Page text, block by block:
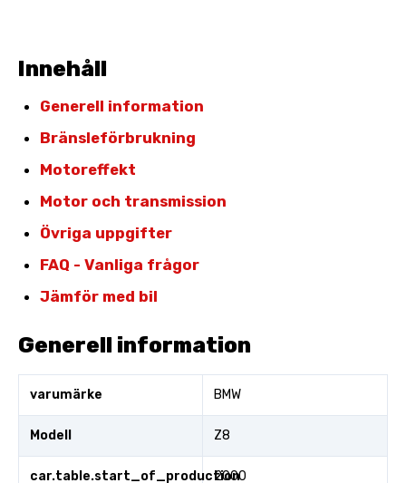
Innehåll
Generell information
Bränsleförbrukning
Motoreffekt
Motor och transmission
Övriga uppgifter
FAQ - Vanliga frågor
Jämför med bil
Generell information
varumärke BMW
Modell Z8
car.table.start_of_production
2000